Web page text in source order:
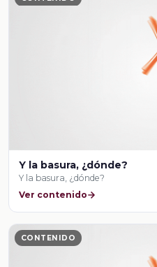
Y la basura, ¿dónde?
Y la basura, ¿dónde?
Ver contenido
CONTENIDO